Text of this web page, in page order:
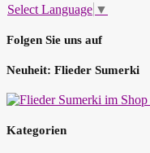
Select Language ▼
Folgen Sie uns auf
Neuheit: Flieder Sumerki
Kategorien